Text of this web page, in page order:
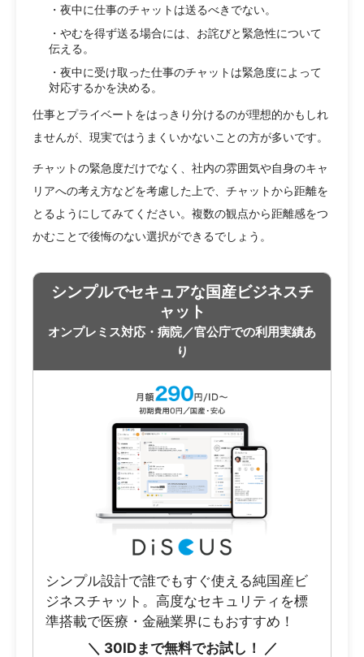
・夜中に仕事のチャットは送るべきでない。
・やむを得ず送る場合には、お詫びと緊急性について
伝える。
・夜中に受け取った仕事のチャットは緊急度によって
対応するかを決める。
仕事とプライベートをはっきり分けるのが理想的かもしれ
ませんが、現実ではうまくいかないことの方が多いです。
チャットの緊急度だけでなく、社内の雰囲気や自身のキャ
リアへの考え方などを考慮した上で、チャットから距離を
とるようにしてみてください。複数の観点から距離感をつ
かむことで後悔のない選択ができるでしょう。
シンプルでセキュアな国産ビジネスチ
ャット
オンプレミス対応・病院／官公庁での利用実績あ
り
シンプル設計で誰でもすぐ使える純国産ビ
ジネスチャット。高度なセキュリティを標
準搭載で医療・金融業界にもおすすめ！
＼ 30IDまで無料でお試し！ ／